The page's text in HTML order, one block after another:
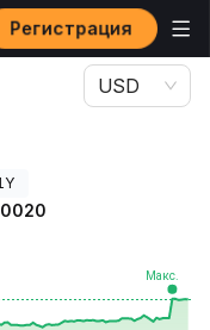
Регистрация
USD